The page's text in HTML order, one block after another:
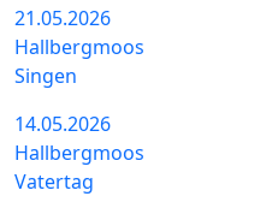
21.05.2026
Hallbergmoos
Singen
14.05.2026
Hallbergmoos
Vatertag